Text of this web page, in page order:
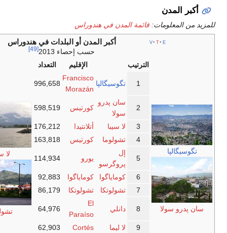
المدن
من المعلومات:قائمة المدن في هندوراس
أكبر المدن أو البلدات في هندوراس
حسب إحصاء 2013
التعداد
پدرو سولا
تگوسيگالپا
Francisco
Morazán
تشولوما
2
سولا
كورتيس 598,519
3 لا سيبا أتلانتيدا
176,212
4
تشولوما كورتيس 163,818
5
پروگرسو
يورو 114,934
6 كوماياگوا كوماياگوا
92,883
7
تشولوتكا تشولوتكا 86,179
8
Paraíso
Cortés
62,903